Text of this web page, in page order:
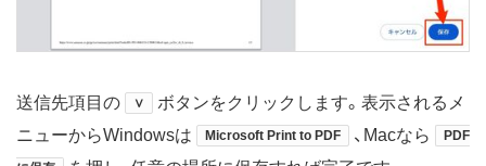
送信先項目の ∨
ボタンをクリックします。表示されるメ
ニューからWindowsは
Microsoft Print to PDF 、Macなら PDF